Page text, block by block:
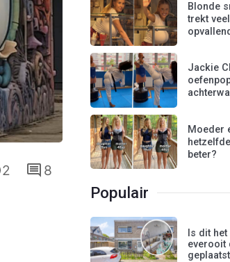
2 8
Blonde
trekt
Jackie
Moeder
beter?
Populair
Is dit
everooit